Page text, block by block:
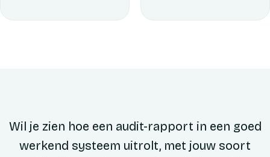
Wil je zien hoe een audit-rapport in een goed
werkend systeem uitrolt, met jouw soort